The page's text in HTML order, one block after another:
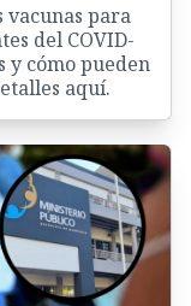
vacunas para
del COVID-
y cómo pueden
aquí.